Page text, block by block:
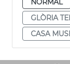
GLÒRIA
CASA